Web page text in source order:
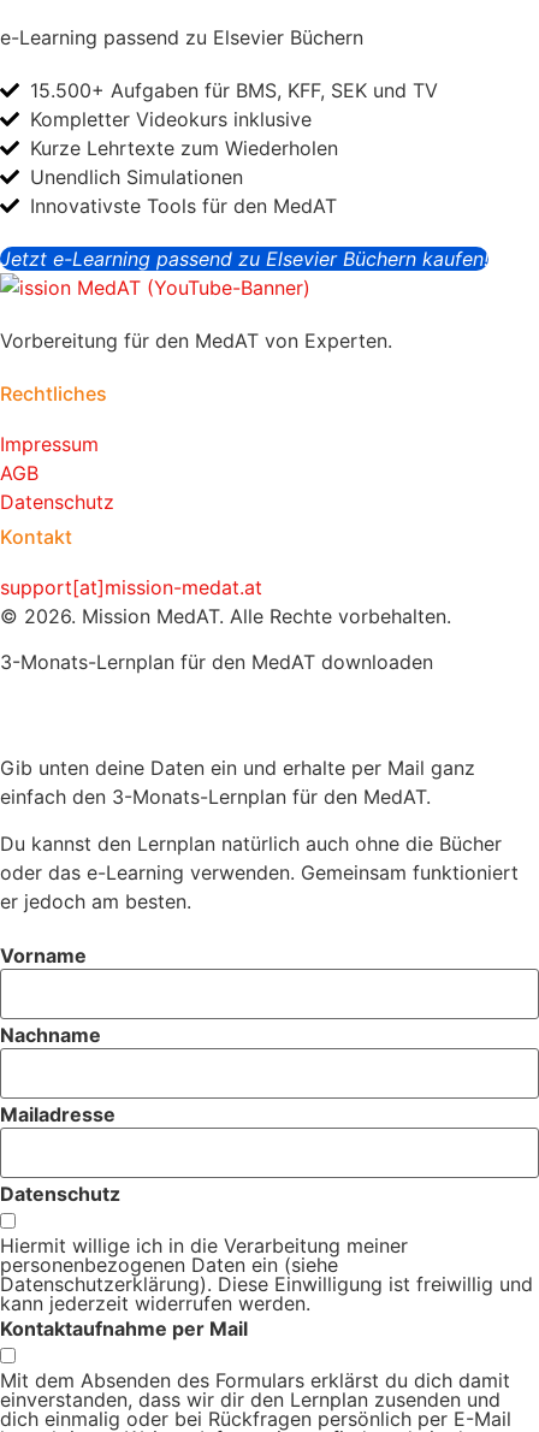
e-Learning passend zu Elsevier Büchern
15.500+ Aufgaben für BMS, KFF, SEK und TV
Kompletter Videokurs inklusive
Kurze Lehrtexte zum Wiederholen
Unendlich Simulationen
Innovativste Tools für den MedAT
Jetzt e-Learning passend zu Elsevier Büchern kaufen!
Vorbereitung für den MedAT von Experten.
Rechtliches
Impressum
AGB
Datenschutz
Kontakt
support[at]mission-medat.at
© 2026. Mission MedAT. Alle Rechte vorbehalten.
3-Monats-Lernplan für den MedAT downloaden
Gib unten deine Daten ein und erhalte per Mail ganz
einfach den 3-Monats-Lernplan für den MedAT.
Du kannst den Lernplan natürlich auch ohne die Bücher
oder das e-Learning verwenden. Gemeinsam funktioniert
er jedoch am besten.
Vorname
Nachname
Mailadresse
Datenschutz
Hiermit willige ich in die Verarbeitung meiner
personenbezogenen Daten ein (siehe
Datenschutzerklärung). Diese Einwilligung ist freiwillig und
kann jederzeit widerrufen werden.
Kontaktaufnahme per Mail
Mit dem Absenden des Formulars erklärst du dich damit
einverstanden, dass wir dir den Lernplan zusenden und
dich einmalig oder bei Rückfragen persönlich per E-Mail